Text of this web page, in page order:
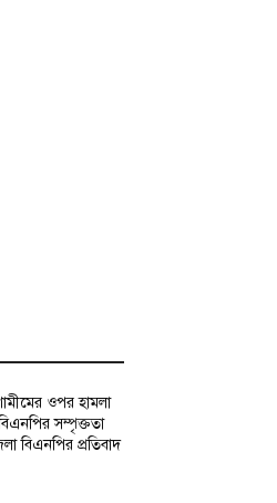
ওপর হামলা
সম্পৃক্ততা
বিএনপির প্রতিবাদ